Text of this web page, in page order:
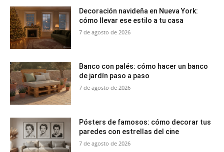
Decoración navideña en Nueva York:
cómo llevar ese estilo a tu casa
7 de agosto de 2026
Banco con palés: cómo hacer un banco
de jardín paso a paso
7 de agosto de 2026
Pósters de famosos: cómo decorar tus
paredes con estrellas del cine
7 de agosto de 2026